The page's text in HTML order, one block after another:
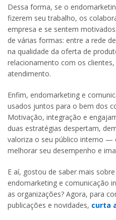
Dessa forma, se o
fizerem seu trabalho, os
empresa e se sentem
de várias formas: entre a rede
na qualidade da oferta de
relacionamento com os
atendimento.
Enfim, endomarketing e
usados juntos para o bem dos
Motivação, integração e
duas estratégias despertam,
valoriza o seu público interno —
melhorar seu desempenho e
E aí, gostou de saber mais
endomarketing e comunicação
as organizações? Agora, para
publicações e novidades, curta